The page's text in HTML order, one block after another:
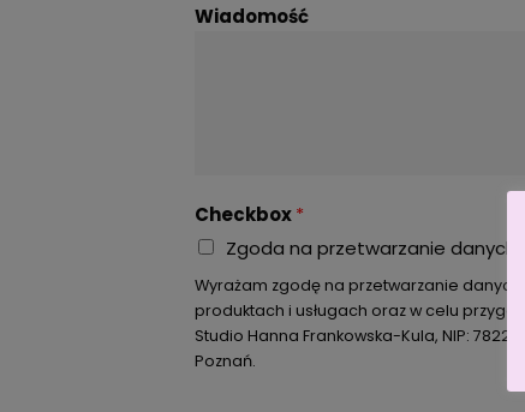
Wiadomość
Checkbox*
Zgoda na przetwarzanie danych
Wyrażam zgodę na przetwarzanie
produktach i usługach oraz w celu
Studio Hanna Frankowska-Kula, NIP:
Poznań.